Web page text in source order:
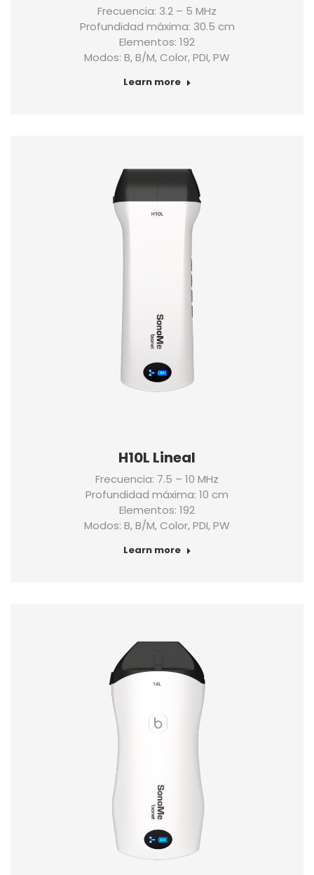
Frecuencia: 3.2 – 5 MHz
Profundidad máxima: 30.5 cm
Elementos: 192
Modos: B, B/M, Color, PDI, PW
Learn more
H10L Lineal
Frecuencia: 7.5 – 10 MHz
Profundidad máxima: 10 cm
Elementos: 192
Modos: B, B/M, Color, PDI, PW
Learn more